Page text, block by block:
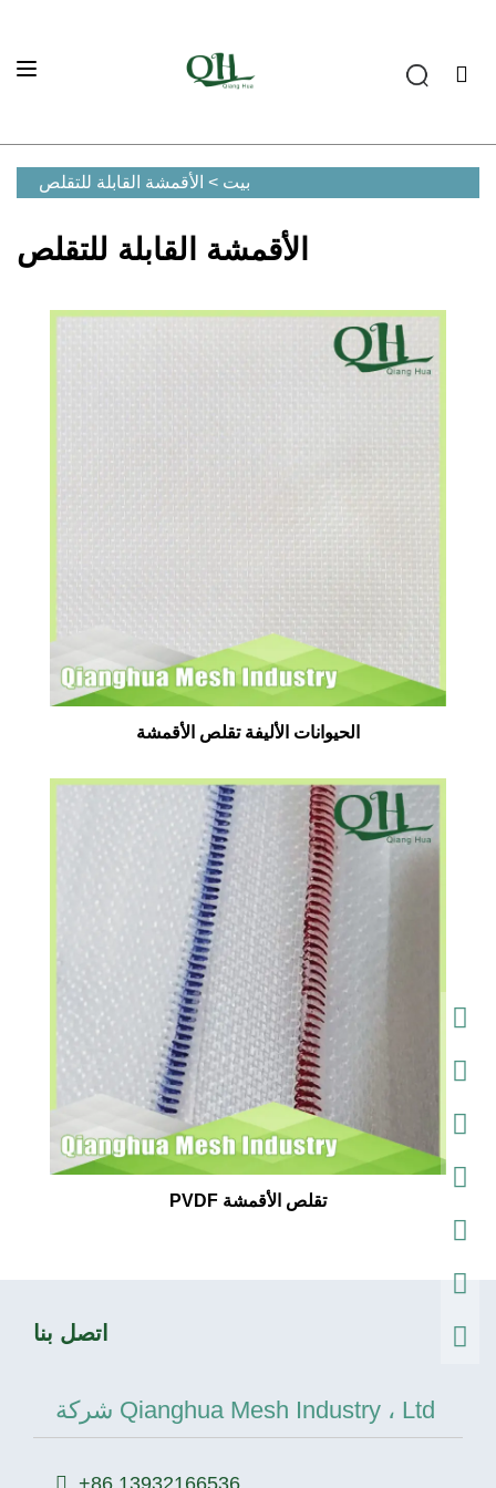
بيت > الأقمشة القابلة للتقلص
الأقمشة القابلة للتقلص
الحيوانات الأليفة تقلص الأقمشة
PVDF تقلص الأقمشة
اتصل بنا
شركة Qianghua Mesh Industry ، Ltd
+86 13932166536